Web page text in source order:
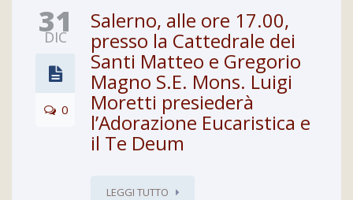
31
DIC
0
Salerno, alle ore 17.00,
presso la Cattedrale dei
Santi Matteo e Gregorio
Magno S.E. Mons. Luigi
Moretti presiederà
l’Adorazione Eucaristica e
il Te Deum
LEGGI TUTTO